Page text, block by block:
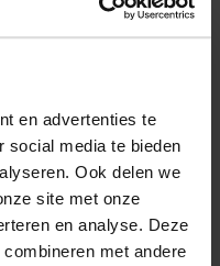
en advertenties te
social media te bieden
Ook delen we
site met onze
en analyse. Deze
met andere